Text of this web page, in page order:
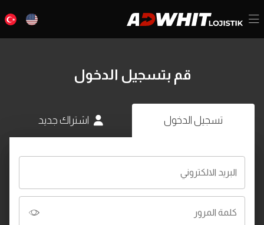
قم بتسجيل الدخول
تسجيل الدخول اشتراك جديد
البريد الالكتروني
كلمة المرور